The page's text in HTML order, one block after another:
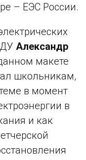
– ЕЭС России.
Александр
макете
школьникам,
в момент
в
и как